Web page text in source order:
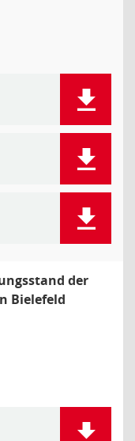
der
Bielefeld